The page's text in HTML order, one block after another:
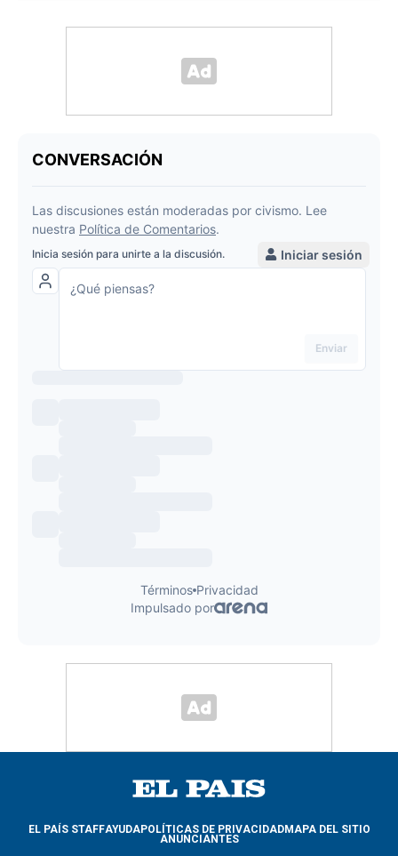
EL PAÍS STAFFAYUDAPOLÍTICAS DE PRIVACIDADMAPA DEL SITIO
ANUNCIANTES